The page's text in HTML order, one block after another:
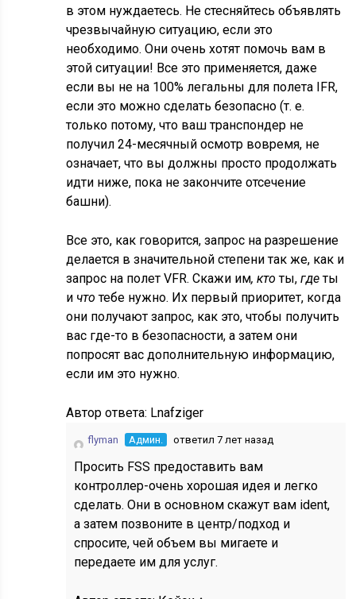
в этом нуждаетесь. Не стесняйтесь объявлять
чрезвычайную ситуацию, если это
необходимо. Они очень хотят помочь вам в
этой ситуации! Все это применяется, даже
если вы не на 100% легальны для полета IFR,
если это можно сделать безопасно (т. е.
только потому, что ваш транспондер не
получил 24-месячный осмотр вовремя, не
означает, что вы должны просто продолжать
идти ниже, пока не закончите отсечение
башни).
Все это, как говорится, запрос на разрешение
делается в значительной степени так же, как и
запрос на полет VFR. Скажи им, ктоты,гдеты
и чтотебе нужно. Их первый приоритет, когда
они получают запрос, как это, чтобы получить
вас где-то в безопасности, а затем они
попросят вас дополнительную информацию,
если им это нужно.
Автор ответа: Lnafziger
flyman Админ. ответил 7 лет назад
Просить FSS предоставить вам
контроллер-очень хорошая идея и легко
сделать. Они в основном скажут вам ident,
а затем позвоните в центр/подход и
спросите, чей объем вы мигаете и
передаете им для услуг.